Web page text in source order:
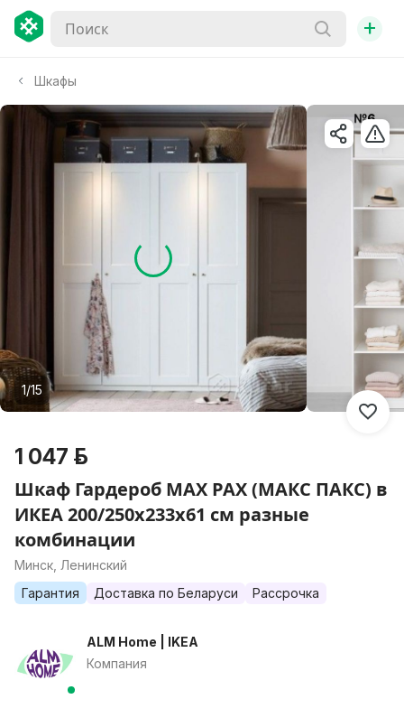
+
Шкафы
1/15
1 047 р.
Шкаф Гардероб MAX PAX (МАКС ПАКС) в
ИКЕА 200/250х233х61 см разные
комбинации
Минск, Ленинский
Гарантия
Доставка по Беларуси Рассрочка
ALM Home | IKEA
Компания